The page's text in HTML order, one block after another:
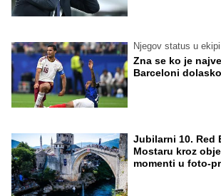
Njegov status u
Zna se ko je
Barceloni
Jubilarni 10. Red
Mostaru kroz
momenti u foto-